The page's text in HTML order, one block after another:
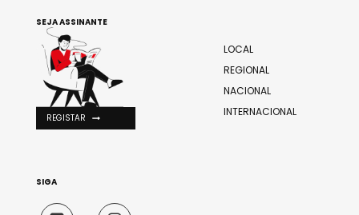
LOCAL
REGIONAL
NACIONAL
INTERNACIONAL
SEJA ASSINANTE
REGISTAR
SIGA